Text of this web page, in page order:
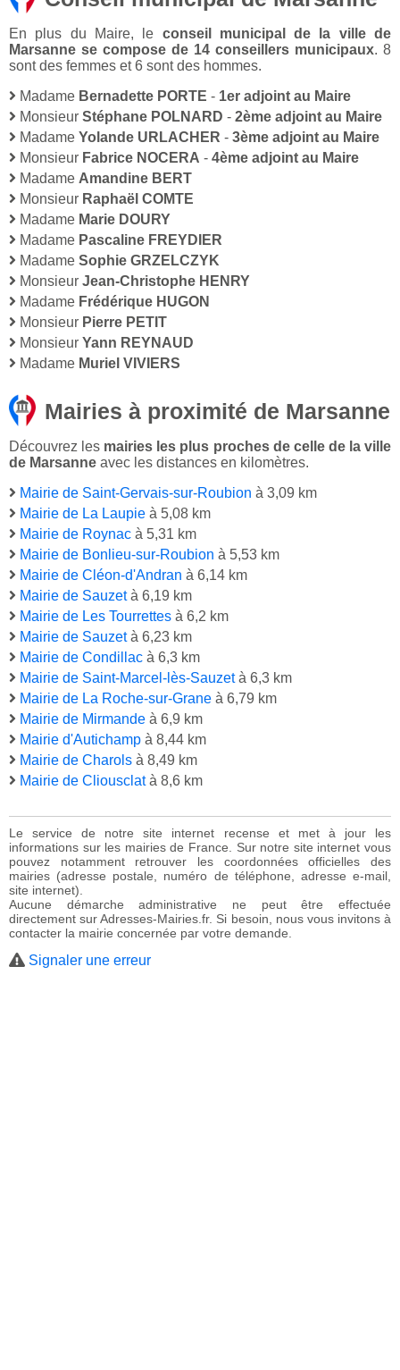
En plus du Maire, le conseil municipal de la ville de
Marsanne se compose de 14 conseillers municipaux. 8
sont des femmes et 6 sont des hommes.
Madame Bernadette PORTE - 1er adjoint au Maire
Monsieur Stéphane POLNARD - 2ème adjoint au Maire
Madame Yolande URLACHER - 3ème adjoint au Maire
Monsieur Fabrice NOCERA - 4ème adjoint au Maire
Madame Amandine BERT
Monsieur Raphaël COMTE
Madame Marie DOURY
Madame Pascaline FREYDIER
Madame Sophie GRZELCZYK
Monsieur Jean-Christophe HENRY
Madame Frédérique HUGON
Monsieur Pierre PETIT
Monsieur Yann REYNAUD
Madame Muriel VIVIERS
Mairies à proximité de Marsanne
Découvrez les mairies les plus proches de celle de la ville
de Marsanne avec les distances en kilomètres.
Mairie de Saint-Gervais-sur-Roubion à 3,09 km
Mairie de La Laupie à 5,08 km
Mairie de Roynac à 5,31 km
Mairie de Bonlieu-sur-Roubion à 5,53 km
Mairie de Cléon-d'Andran à 6,14 km
Mairie de Sauzetà 6,19 km
Mairie de Les Tourrettes à 6,2 km
Mairie de Sauzetà 6,23 km
Mairie de Condillac à 6,3 km
Mairie de Saint-Marcel-lès-Sauzetà 6,3 km
Mairie de La Roche-sur-Grane à 6,79 km
Mairie de Mirmande à 6,9 km
Mairie d'Autichamp à 8,44 km
Mairie de Charols à 8,49 km
Mairie de Cliousclatà 8,6 km
Le service de notre site internet recense et met à jour les
informations sur les mairies de France. Sur notre site internet vous
pouvez notamment retrouver les coordonnées officielles des
mairies (adresse postale, numéro de téléphone, adresse e-mail,
site internet).
Aucune démarche administrative ne peut être effectuée
directement sur Adresses-Mairies.fr. Si besoin, nous vous invitons à
contacter la mairie concernée par votre demande.
Signaler une erreur